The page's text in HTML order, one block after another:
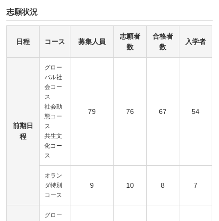
志願状況
日程 コース 募集人員
志願者
数
合格者
数
入学者
前期日
程
グロー
バル社
会コー
ス
社会動
態コー
ス
共生文
化コー
ス
79 76 67 54
オラン
ダ特別
コース
9 10 8 7
グロー